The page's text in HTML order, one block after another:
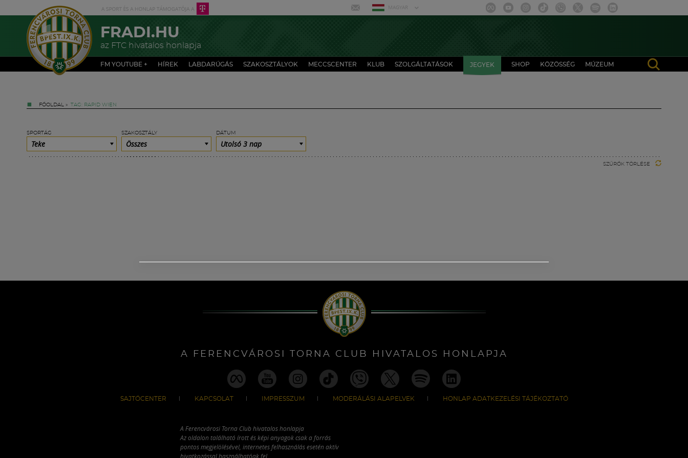
MAGYAR
FRADI.HU
az FTC hivatalos honlapja
FM YOUTUBE + HÍREK LABDARÚGÁS SZAKOSZTÁLYOK MECCSCENTER KLUB SZOLGÁLTATÁSOK JEGYEK SHOP KÖZÖSSÉG MÚZEUM
FŐOLDAL » TAG: RAPID WIEN
SPORTÁG
Teke
SZAKOSZTÁLY
Összes
DÁTUM
Utolsó 3 nap
SZŰRŐK TÖRLÉSE
A FERENCVÁROSI TORNA CLUB HIVATALOS HONLAPJA
SAJTÓCENTER KAPCSOLAT IMPRESSZUM MODERÁLÁSI ALAPELVEK HONLAP ADATKEZELÉSI TÁJÉKOZTATÓ
A Ferencvárosi Torna Club hivatalos honlapja
Az oldalon található írott és képi anyagok csak a forrás
pontos megjelölésével, internetes felhasználás esetén aktív
hivatkozással használhatóak fel.